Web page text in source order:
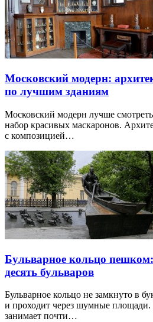
Московский модерн:
по лучшим зданиям
Московский модерн лучше смотреть
набор красивых маскаронов.
с композицией…
Бульварное кольцо
десять бульваров
Бульварное кольцо не замкнуто в
и проходит через шумные
занимает почти…